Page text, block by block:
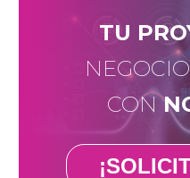
TU
CON